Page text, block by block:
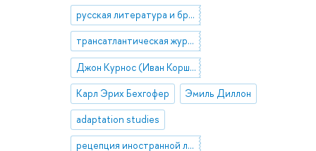
русская литература и британский модернизм
трансатлантическая журналистика
Джон Курнос (Иван Коршун)
Карл Эрих Бехгофер Эмиль Диллон
adaptation studies
рецепция иностранной литературы в России